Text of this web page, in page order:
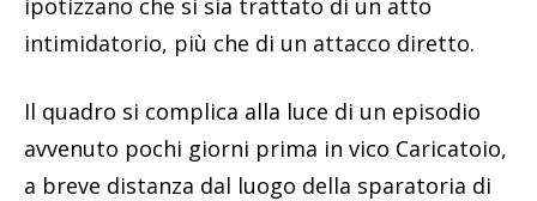
intimidatorio, più che di un attacco diretto.
Il quadro si complica alla luce di un episodio
avvenuto pochi giorni prima in vico Caricatoio,
a breve distanza dal luogo della sparatoria di